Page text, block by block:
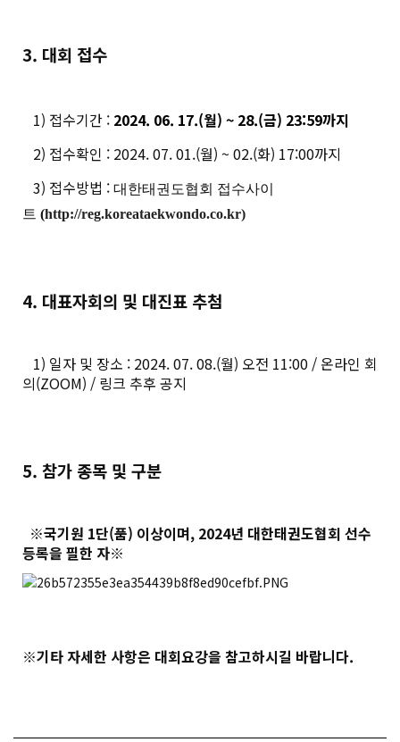
3. 대회 접수
1) 접수기간 : 2024. 06. 17.(월) ~ 28.(금) 23:59까지
2) 접수확인 : 2024. 07. 01.(월) ~ 02.(화) 17:00까지
3) 접수방법 : 대한태권도협회 접수사이
트 (http://reg.koreataekwondo.co.kr)
4. 대표자회의 및 대진표 추첨
1) 일자 및 장소 : 2024. 07. 08.(월) 오전 11:00 / 온라인 회
의(ZOOM) / 링크 추후 공지
5. 참가 종목 및 구분
※국기원 1단(품) 이상이며, 2024년 대한태권도협회 선수
등록을 필한 자※
※기타 자세한 사항은 대회요강을 참고하시길 바랍니다.